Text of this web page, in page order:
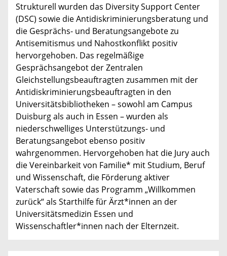
Strukturell wurden das Diversity Support Center
(DSC) sowie die Antidiskriminierungsberatung und
die Gesprächs- und Beratungsangebote zu
Antisemitismus und Nahostkonflikt positiv
hervorgehoben. Das regelmäßige
Gesprächsangebot der Zentralen
Gleichstellungsbeauftragten zusammen mit der
Antidiskriminierungsbeauftragten in den
Universitätsbibliotheken – sowohl am Campus
Duisburg als auch in Essen – wurden als
niederschwelliges Unterstützungs- und
Beratungsangebot ebenso positiv
wahrgenommen. Hervorgehoben hat die Jury auch
die Vereinbarkeit von Familie* mit Studium, Beruf
und Wissenschaft, die Förderung aktiver
Vaterschaft sowie das Programm „Willkommen
zurück“ als Starthilfe für Ärzt*innen an der
Universitätsmedizin Essen und
Wissenschaftler*innen nach der Elternzeit.